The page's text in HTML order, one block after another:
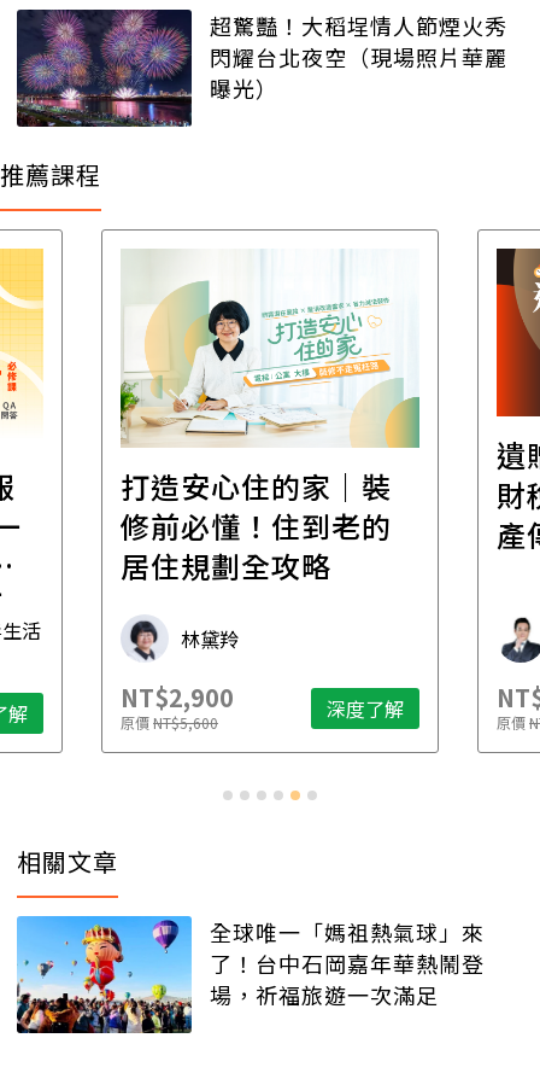
超驚豔！大稻埕情人節煙火秀
閃耀台北夜空（現場照片華麗
曝光）
推薦課程
活
解
打造安心住的家｜裝
修前必懂！住到老的
居住規劃全攻略
林黛羚
NT$2,900
原價NT$5,600 深度了解
遺
財
產
原價
相關文章
全球唯一「媽祖熱氣球」來
了！台中石岡嘉年華熱鬧登
場，祈福旅遊一次滿足